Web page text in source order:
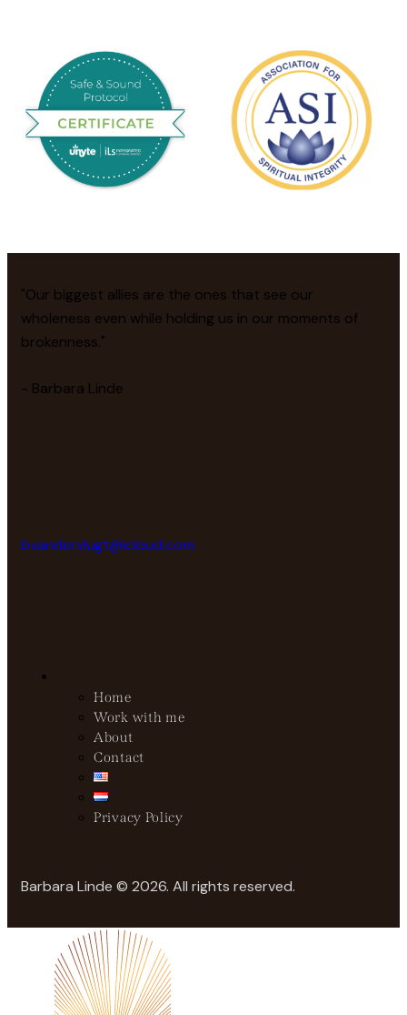
"Our biggest allies are the ones that see our
wholeness even while holding us in our moments of
brokenness."
- Barbara Linde
bvandervlugt@icloud.com
Home
Work with me
About
Contact
Privacy Policy
Barbara Linde © 2026. All rights reserved.